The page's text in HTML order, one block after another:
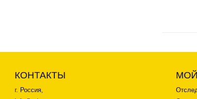
КОНТАКТЫ
г. Россия,